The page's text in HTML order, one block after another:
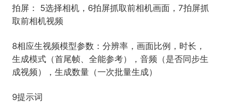
拍屏： 5选择相机，6拍屏抓取前相机画面，7拍屏抓
取前相机视频
8相应生视频模型参数：分辨率，画面比例，时长，
生成模式（首尾帧、全能参考），音频（是否同步生
成视频），生成数量（一次批量生成）
9提示词